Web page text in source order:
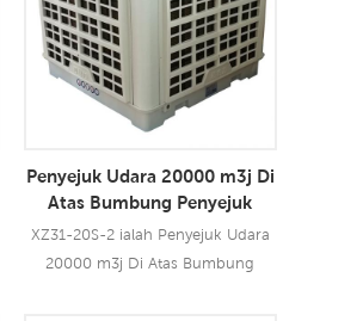
Penyejuk Udara 20000 m3j Di
Atas Bumbung Penyejuk
Udara Sejat Atas Bumbung
XZ31-20S-2 ialah Penyejuk Udara
20000 m3j Di Atas Bumbung